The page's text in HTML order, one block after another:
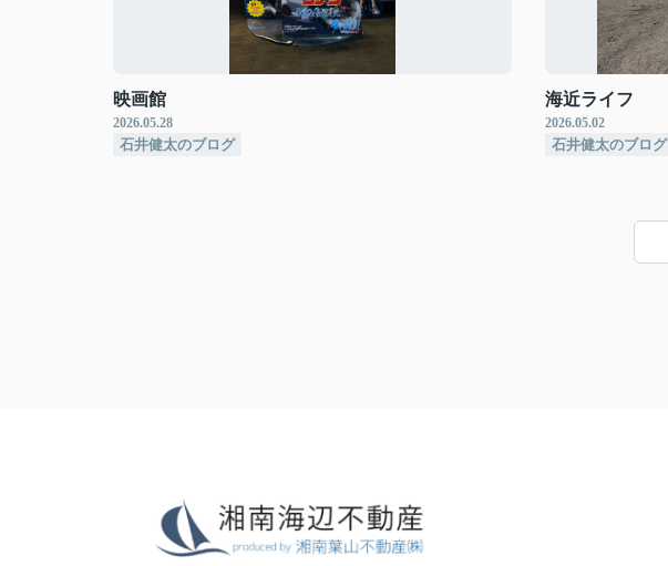
映画館
2026.05.28
石井健太のブログ
海近ライフ
2026.05.02
石井健太のブログ